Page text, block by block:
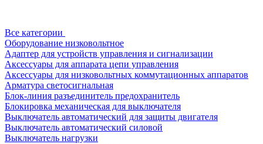
Все категории
Оборудование низковольтное
Адаптер для устройств управления и сигнализации
Аксессуары для аппарата цепи управления
Аксессуары для низковольтных коммутационных аппаратов
Арматура светосигнальная
Блок-линия разъединитель предохранитель
Блокировка механическая для выключателя
Выключатель автоматический для защиты двигателя
Выключатель автоматический силовой
Выключатель нагрузки